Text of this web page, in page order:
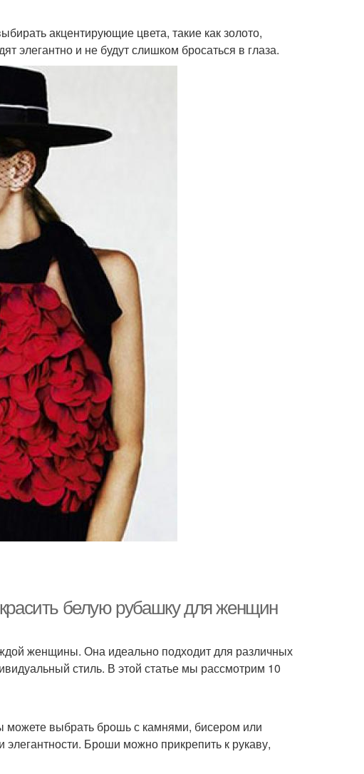
акцентирующие цвета, такие как золото,
элегантно и не будут слишком бросаться в глаза.
белую рубашку для женщин
женщины. Она идеально подходит для различных
стиль. В этой статье мы рассмотрим 10
можете выбрать брошь с камнями, бисером или
Броши можно прикрепить к рукаву,